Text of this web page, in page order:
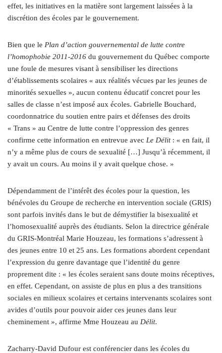
effet, les initiatives en la matière sont largement laissées à la
discrétion des écoles par le gouvernement.
Bien que le Plan d’action gouvernemental de lutte contre
l’homophobie 2011­-2016 du gouvernement du Québec comporte
une foule de mesures visant à sensibiliser les directions
d’établissements scolaires « aux réalités vécues par les jeunes de
minorités sexuelles », aucun contenu éducatif concret pour les
salles de classe n’est imposé aux écoles. Gabrielle Bouchard,
coordonnatrice du soutien entre pairs et défenses des droits
« Trans » au Centre de lutte contre l’oppression des genres
confirme cette information en entrevue avec Le Délit: « en fait, il
n’y a même plus de cours de sexualité […] Jusqu’à récemment, il
y avait un cours. Au moins il y avait quelque chose. »
Dépendamment de l’intérêt des écoles pour la question, les
bénévoles du Groupe de recherche en intervention sociale (GRIS)
sont parfois invités dans le but de démystifier la bisexualité et
l’homosexualité auprès des étudiants. Selon la directrice générale
du GRIS-Montréal Marie Houzeau, les formations s’adressent à
des jeunes entre 10 et 25 ans. Les formations abordent cependant
l’expression du genre davantage que l’identité du genre
proprement dite : « les écoles seraient sans doute moins réceptives,
en effet. Cependant, on assiste de plus en plus a des transitions
sociales en milieux scolaires et certains intervenants scolaires sont
avides d’outils pour pouvoir aider ces jeunes dans leur
cheminement », affirme Mme Houzeau au Délit.
Zacharry-David Dufour est conférencier dans les écoles du